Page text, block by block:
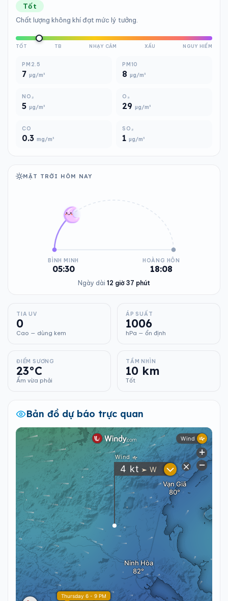
Tốt
Chất lượng không khí đạt mức lý tưởng.
TỐT TB NHẠY CẢM XẤU NGUY HIỂM
PM2.5
7 µg/m³
PM10
8 µg/m³
NO₂
5 µg/m³
O₃
29 µg/m³
CO
0.3 mg/m³
SO₂
1 µg/m³
MẶT TRỜI HÔM NAY
BÌNH MINH
05:30
HOÀNG HÔN
18:08
Ngày dài 12 giờ 37 phút
TIA UV
0
Cao — dùng kem
ÁP SUẤT
1006
hPa — ổn định
ĐIỂM SƯƠNG
23°C
Ẩm vừa phải
TẦM NHÌN
10 km
Tốt
Bản đồ dự báo trực quan